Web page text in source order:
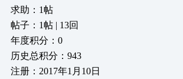
求助：1帖
帖子：1帖 | 13回
年度积分：0
历史总积分：943
注册：2017年1月10日